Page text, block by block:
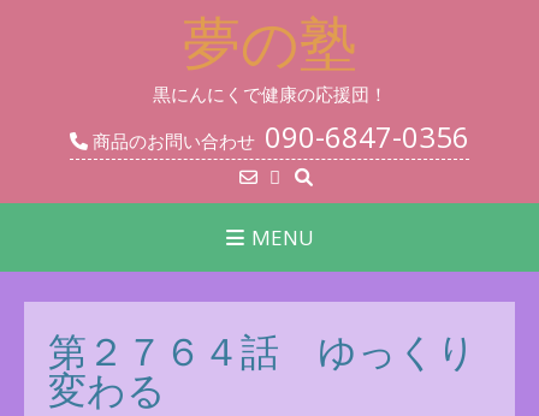
夢の塾
黒にんにくで健康の応援団！
商品のお問い合わせ 090-6847-0356
MENU
第２７６４話 ゆっくり
変わる